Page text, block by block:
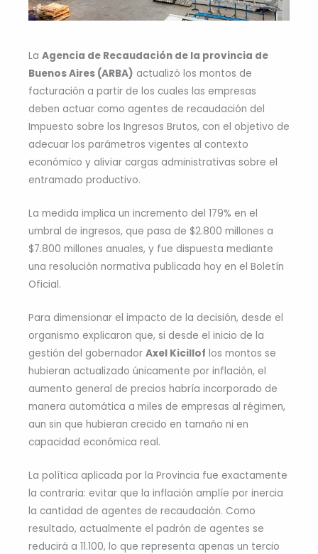
La Agencia de Recaudación de la provincia de
Buenos Aires (ARBA) actualizó los montos de
facturación a partir de los cuales las empresas
deben actuar como agentes de recaudación del
Impuesto sobre los Ingresos Brutos, con el objetivo de
adecuar los parámetros vigentes al contexto
económico y aliviar cargas administrativas sobre el
entramado productivo.
La medida implica un incremento del 179% en el
umbral de ingresos, que pasa de $2.800 millones a
$7.800 millones anuales, y fue dispuesta mediante
una resolución normativa publicada hoy en el Boletín
Oficial.
Para dimensionar el impacto de la decisión, desde el
organismo explicaron que, si desde el inicio de la
gestión del gobernador Axel Kicillof los montos se
hubieran actualizado únicamente por inflación, el
aumento general de precios habría incorporado de
manera automática a miles de empresas al régimen,
aun sin que hubieran crecido en tamaño ni en
capacidad económica real.
La política aplicada por la Provincia fue exactamente
la contraria: evitar que la inflación amplíe por inercia
la cantidad de agentes de recaudación. Como
resultado, actualmente el padrón de agentes se
reducirá a 11.100, lo que representa apenas un tercio